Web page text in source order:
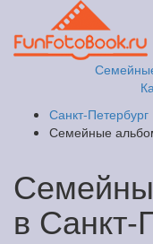
Санкт-Петербург
Семейные
в Санкт-